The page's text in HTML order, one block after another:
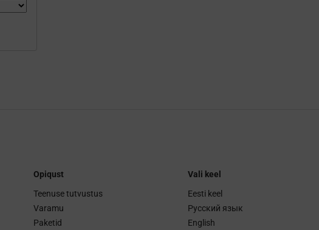
Opiqust
Teenuse tutvustus
Varamu
Paketid
Vali keel
Eesti keel
Русский язык
English